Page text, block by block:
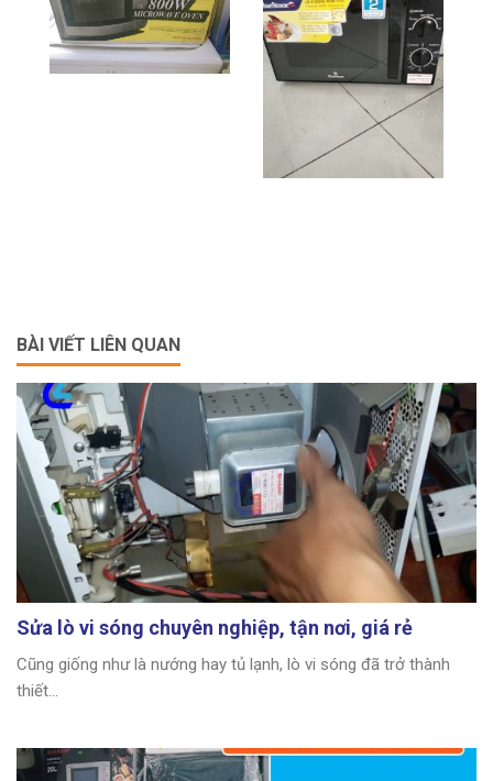
BÀI VIẾT LIÊN QUAN
Sửa lò vi sóng chuyên nghiệp, tận nơi, giá rẻ
Cũng giống như là nướng hay tủ lạnh, lò vi sóng đã trở thành
thiết...